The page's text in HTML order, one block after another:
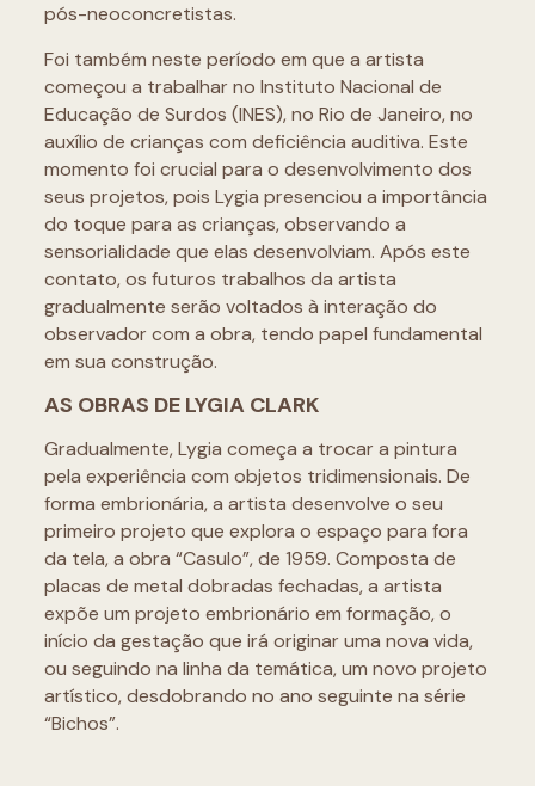
pós-neoconcretistas.
Foi também neste período em que a artista
começou a trabalhar no Instituto Nacional de
Educação de Surdos (INES), no Rio de Janeiro, no
auxílio de crianças com deficiência auditiva. Este
momento foi crucial para o desenvolvimento dos
seus projetos, pois Lygia presenciou a importância
do toque para as crianças, observando a
sensorialidade que elas desenvolviam. Após este
contato, os futuros trabalhos da artista
gradualmente serão voltados à interação do
observador com a obra, tendo papel fundamental
em sua construção.
AS OBRAS DE LYGIA CLARK
Gradualmente, Lygia começa a trocar a pintura
pela experiência com objetos tridimensionais. De
forma embrionária, a artista desenvolve o seu
primeiro projeto que explora o espaço para fora
da tela, a obra “Casulo”, de 1959. Composta de
placas de metal dobradas fechadas, a artista
expõe um projeto embrionário em formação, o
início da gestação que irá originar uma nova vida,
ou seguindo na linha da temática, um novo projeto
artístico, desdobrando no ano seguinte na série
“Bichos”.